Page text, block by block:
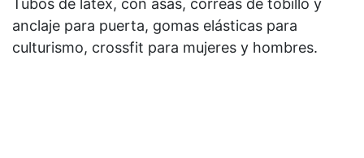
Tubos de látex, con asas, correas de tobillo y
anclaje para puerta, gomas elásticas para
culturismo, crossfit para mujeres y hombres.